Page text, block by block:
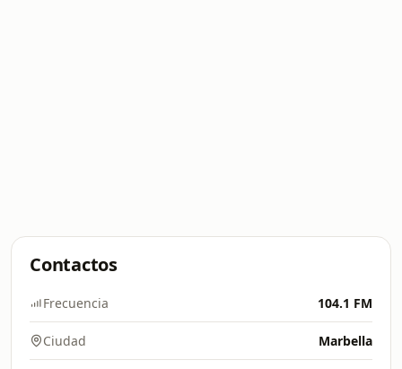
Contactos
Frecuencia 104.1 FM
Ciudad Marbella